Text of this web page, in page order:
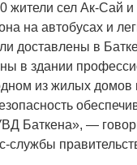
жители сел Ак-Сай
на автобусах и
доставлены в
в здании
из жилых домов
Баткена», —
службы